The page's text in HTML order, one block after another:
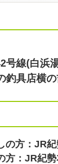
線(白浜
具店横の
方：JR
：JR紀